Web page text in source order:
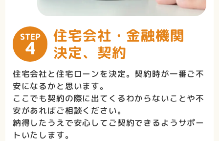
STEP
4
住宅会社・金融機関
決定、契約
住宅会社と住宅ローンを決定。契約時が一番ご不
安になるかと思います。
ここでも契約の際に出てくるわからないことや不
安があればご相談ください。
納得したうえで安心してご契約できるようサポー
トいたします。